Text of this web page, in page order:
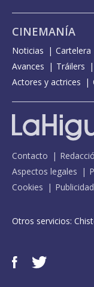
CINEMANÍA
Noticias Cartelera
Avances
Tráilers
Actores y actrices
Contacto
Aspectos legales
Cookies
Otros servicios: